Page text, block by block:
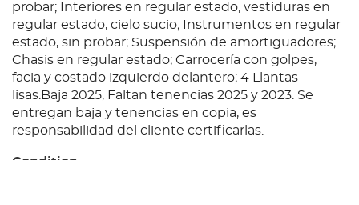
probar; Interiores en regular estado, vestiduras en
regular estado, cielo sucio; Instrumentos en regular
estado, sin probar; Suspensión de amortiguadores;
Chasis en regular estado; Carrocería con golpes,
facia y costado izquierdo delantero; 4 Llantas
lisas.Baja 2025, Faltan tenencias 2025 y 2023. Se
entregan baja y tenencias en copia, es
responsabilidad del cliente certificarlas.
Condition